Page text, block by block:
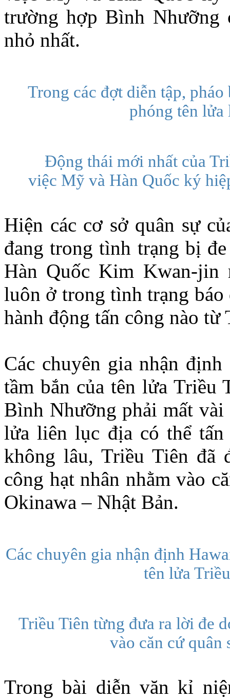
trường hợp Bình Nhưỡng
nhỏ nhất.
Trong các đợt diễn tập,
phóng tên
Động thái mới nhất của
việc Mỹ và Hàn Quốc ký
Hiện các cơ sở quân sự
đang trong tình trạng bị
Hàn Quốc Kim Kwan-
luôn ở trong tình trạng báo
hành động tấn công nào từ
Các chuyên gia nhận
tầm bắn của tên lửa Triều
Bình Nhưỡng phải mất
lửa liên lục địa có thể
không lâu, Triều Tiên đã
công hạt nhân nhằm vào
Okinawa – Nhật Bản.
Các chuyên gia nhận định
tên lửa
Triều Tiên từng đưa ra lời đe
vào căn cứ
Trong bài diễn văn kỉ